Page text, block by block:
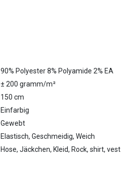
90% Polyester 8% Polyamide 2% EA
± 200 gramm/m²
150 cm
Einfarbig
Gewebt
Elastisch, Geschmeidig, Weich
Hose, Jäckchen, Kleid, Rock, shirt, vest